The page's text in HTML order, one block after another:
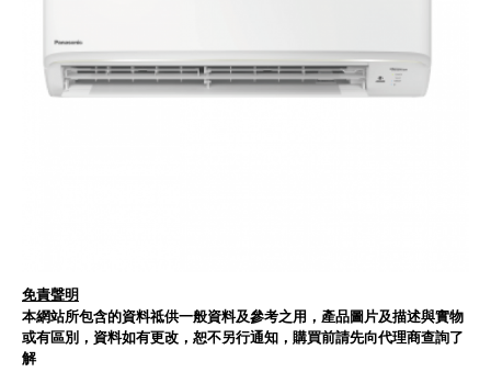
免責聲明
本網站所包含的資料祗供一般資料及參考之用，產品圖片及描述與實物
或有區別，資料如有更改，恕不另行通知，購買前請先向代理商查詢了
解